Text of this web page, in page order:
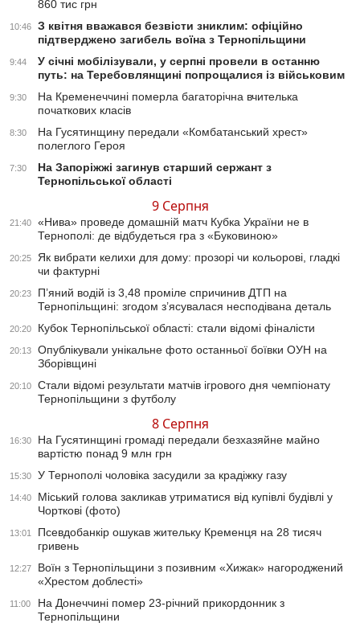
860 тис грн
10:46
З квітня вважався безвісти зниклим: офіційно
підтверджено загибель воїна з Тернопільщини
9:44
У січні мобілізували, у серпні провели в останню
путь: на Теребовлянщині попрощалися із військовим
9:30
На Кременеччині померла багаторічна вчителька
початкових класів
8:30
На Гусятинщину передали «Комбатанський хрест»
полеглого Героя
7:30
На Запоріжжі загинув старший сержант з
Тернопільської області
9 Серпня
21:40
«Нива» проведе домашній матч Кубка України не в
Тернополі: де відбудеться гра з «Буковиною»
20:25
Як вибрати келихи для дому: прозорі чи кольорові, гладкі
чи фактурні
20:23
П’яний водій із 3,48 проміле спричинив ДТП на
Тернопільщині: згодом з’ясувалася несподівана деталь
20:20 Кубок Тернопільської області: стали відомі фіналісти
20:13
Опублікували унікальне фото останньої боївки ОУН на
Зборівщині
20:10
Стали відомі результати матчів ігрового дня чемпіонату
Тернопільщини з футболу
8 Серпня
16:30
На Гусятинщині громаді передали безхазяйне майно
вартістю понад 9 млн грн
15:30 У Тернополі чоловіка засудили за крадіжку газу
14:40
Міський голова закликав утриматися від купівлі будівлі у
Чорткові (фото)
13:01
Псевдобанкір ошукав жительку Кременця на 28 тисяч
гривень
12:27
Воїн з Тернопільщини з позивним «Хижак» нагороджений
«Хрестом доблесті»
11:00
На Донеччині помер 23-річний прикордонник з
Тернопільщини